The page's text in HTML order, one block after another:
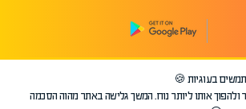
©2026 כל הזכויות שמורות לאפיק.
בעוגיות 🍪
אותו ליותר נוח. המשך גלישה באתר מהוה הסכמה